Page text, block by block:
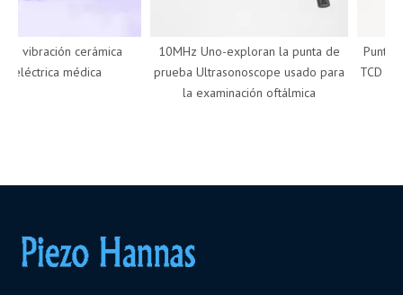
vibración cerámica
médica
10MHz Uno-exploran la punta de
prueba Ultrasonoscope usado para
la examinación oftálmica
Punta
TCD